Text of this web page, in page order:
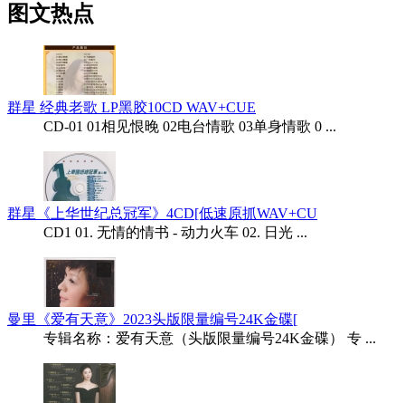
图文热点
群星 经典老歌 LP黑胶10CD WAV+CUE
CD-01 01相见恨晚 02电台情歌 03单身情歌 0 ...
群星《上华世纪总冠军》4CD[低速原抓WAV+CU
CD1 01. 无情的情书 - 动力火车 02. 日光 ...
曼里《爱有天意》2023头版限量编号24K金碟[
专辑名称：爱有天意（头版限量编号24K金碟） 专 ...